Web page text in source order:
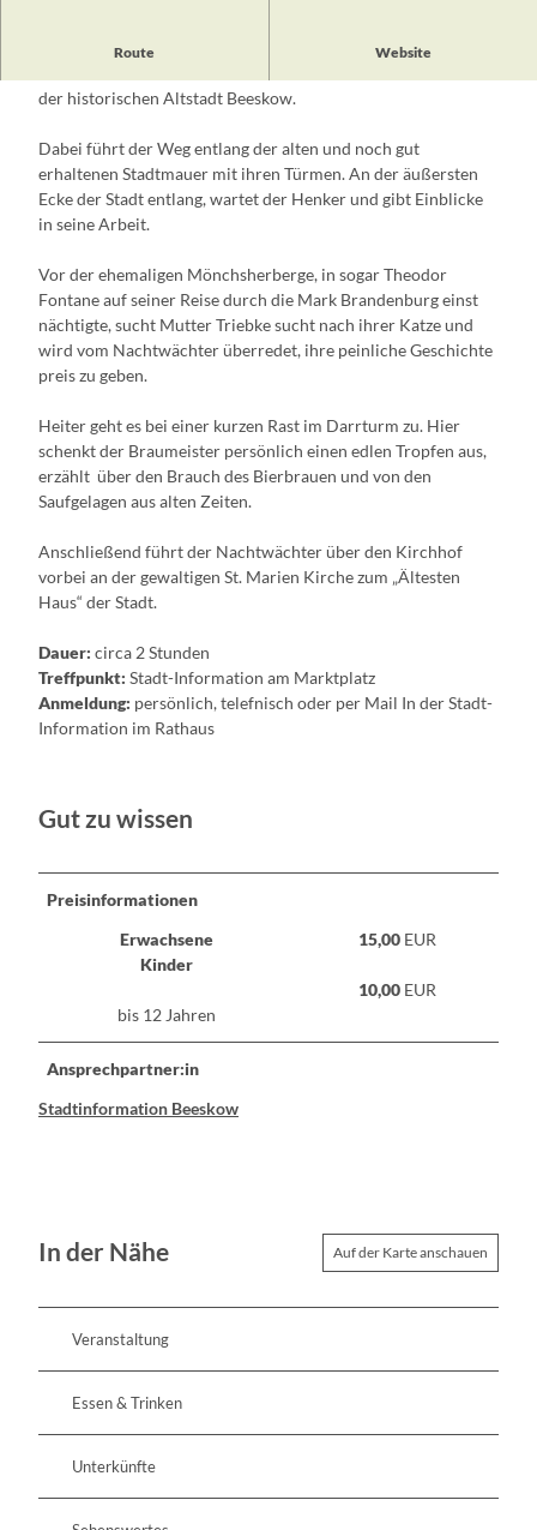
Route Website
Während dieser öffentlichen Nachtwächterführung begleitet
der historischen Altstadt Beeskow.
Dabei führt der Weg entlang der alten und noch gut
erhaltenen Stadtmauer mit ihren Türmen. An der äußersten
Ecke der Stadt entlang, wartet der Henker und gibt Einblicke
in seine Arbeit.
Vor der ehemaligen Mönchsherberge, in sogar Theodor
Fontane auf seiner Reise durch die Mark Brandenburg einst
nächtigte, sucht Mutter Triebke sucht nach ihrer Katze und
wird vom Nachtwächter überredet, ihre peinliche Geschichte
preis zu geben.
Heiter geht es bei einer kurzen Rast im Darrturm zu. Hier
schenkt der Braumeister persönlich einen edlen Tropfen aus,
erzählt über den Brauch des Bierbrauen und von den
Saufgelagen aus alten Zeiten.
Anschließend führt der Nachtwächter über den Kirchhof
vorbei an der gewaltigen St. Marien Kirche zum „Ältesten
Haus“ der Stadt.
Dauer: circa 2 Stunden
Treffpunkt: Stadt-Information am Marktplatz
Anmeldung: persönlich, telefnisch oder per Mail In der Stadt-
Information im Rathaus
Gut zu wissen
Preisinformationen
Erwachsene
15,00EUR
Kinder
bis 12 Jahren
10,00EUR
Ansprechpartner:in
Stadtinformation Beeskow
In der Nähe Auf der Karte anschauen
Veranstaltung
Essen & Trinken
Unterkünfte